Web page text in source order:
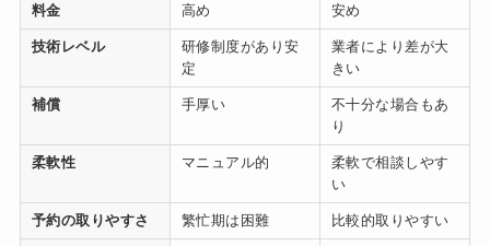
料金 高め 安め
技術レベル
研修制度があり安
定
業者により差が大
きい
補償 手厚い
不十分な場合もあ
り
柔軟性 マニュアル的
柔軟で相談しやす
い
予約の取りやすさ 繁忙期は困難 比較的取りやすい